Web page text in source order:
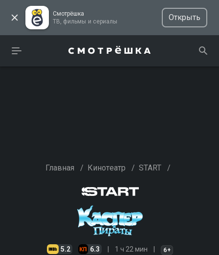
Смотрёшка
ТВ, фильмы и сериалы
Открыть
Главная / Кинотеатр / START /
5.2 6.3 1 ч 22 мин 6+